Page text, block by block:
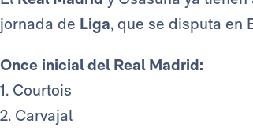
jornada de Liga, que se disputa en
Once inicial del Real Madrid:
1. Courtois
2. Carvajal